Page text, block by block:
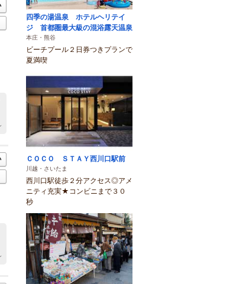
四季の湯温泉 ホテルヘリテイ
ジ 首都圏最大級の混浴露天温泉
本庄・熊谷
ビーチプール２日券つきプランで
夏満喫
ＣＯＣＯ ＳＴＡＹ西川口駅前
川越・さいたま
西川口駅徒歩２分アクセス◎アメ
ニティ充実★コンビニまで３０
秒